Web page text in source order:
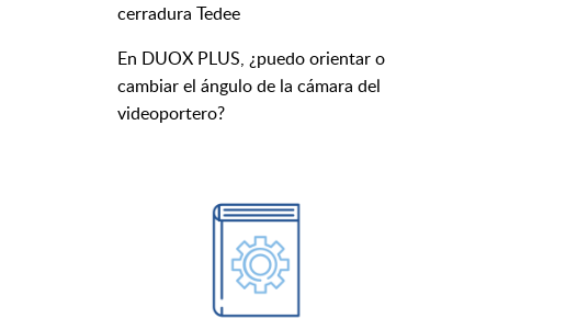
cerradura Tedee
En DUOX PLUS, ¿puedo orientar o
cambiar el ángulo de la cámara del
videoportero?